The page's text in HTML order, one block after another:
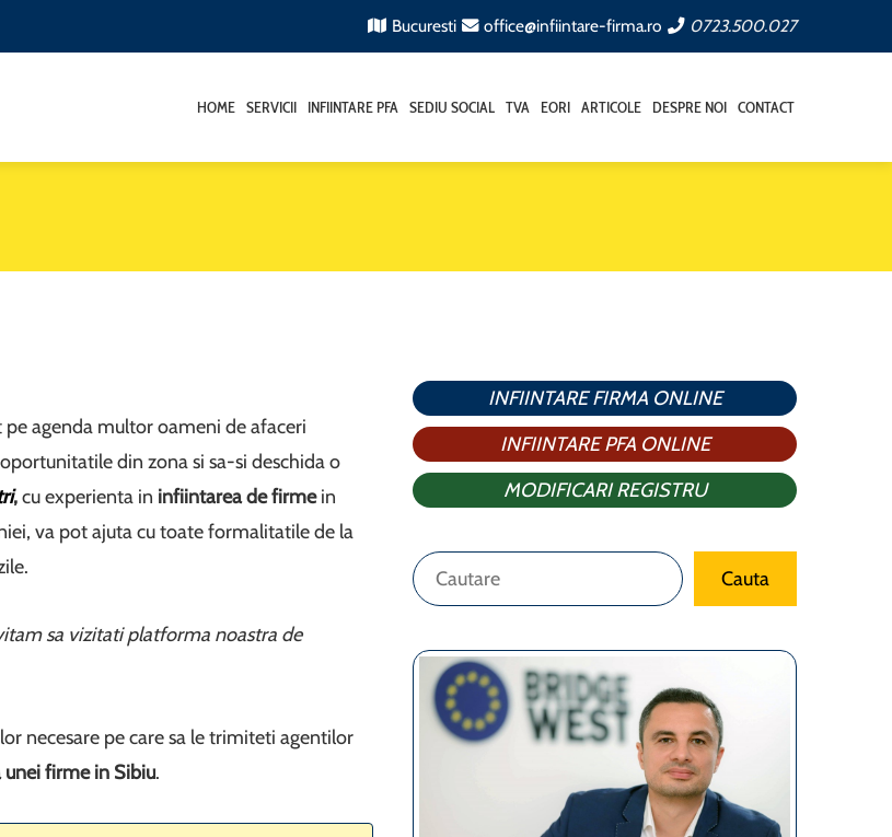
Bucuresti office@infiintare-firma.ro 0723.500.027
HOME SERVICII INFIINTARE PFA SEDIU SOCIAL TVA EORI ARTICOLE DESPRE NOI CONTACT
pe agenda multor oameni de afaceri
din zona si sa-si deschida o
,cu experienta in infiintarea de firmein
va pot ajuta cu toate formalitatile de la
sa vizitati platforma noastra de
necesare pe care sa le trimiteti agentilor
unei firme in Sibiu.
INFIINTARE FIRMA ONLINE
INFIINTARE PFA ONLINE
MODIFICARI REGISTRU
Caută Cauta